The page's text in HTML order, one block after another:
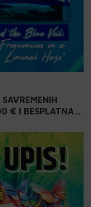
€ I BESPLATNA